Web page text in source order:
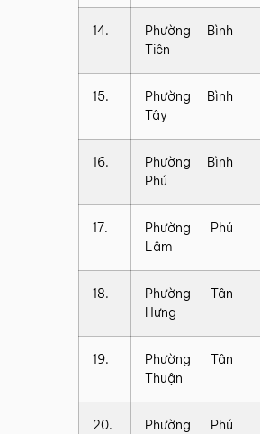
14.
Phường Bình
Tiên
15.
Phường Bình
Tây
16.
Phường Bình
Phú
17.
Phường Phú
Lâm
18.
Phường Tân
Hưng
19.
Phường Tân
Thuận
20.
Phường Phú